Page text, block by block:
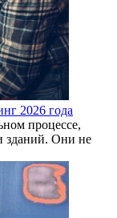
2026 года
процессе,
зданий. Они не